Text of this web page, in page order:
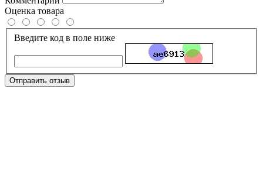
Оценка товара
Введите код в поле ниже
Отправить отзыв